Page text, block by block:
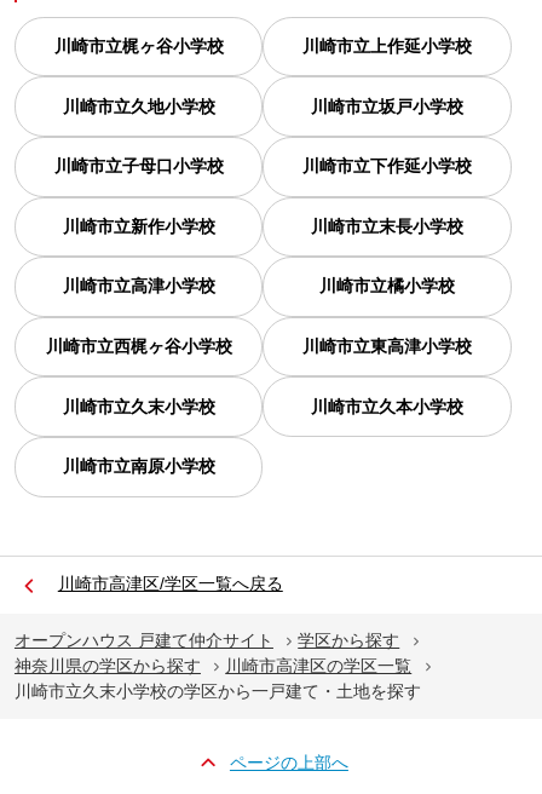
川崎市立梶ヶ谷小学校 川崎市立上作延小学校
川崎市立久地小学校 川崎市立坂戸小学校
川崎市立子母口小学校 川崎市立下作延小学校
川崎市立新作小学校 川崎市立末長小学校
川崎市立高津小学校 川崎市立橘小学校
川崎市立西梶ヶ谷小学校 川崎市立東高津小学校
川崎市立久末小学校 川崎市立久本小学校
川崎市立南原小学校
川崎市高津区/学区一覧へ戻る
オープンハウス 戸建て仲介サイト
学区から探す
神奈川県の学区から探す
川崎市高津区の学区一覧
川崎市立久末小学校の学区から一戸建て・土地を探す
ページの上部へ